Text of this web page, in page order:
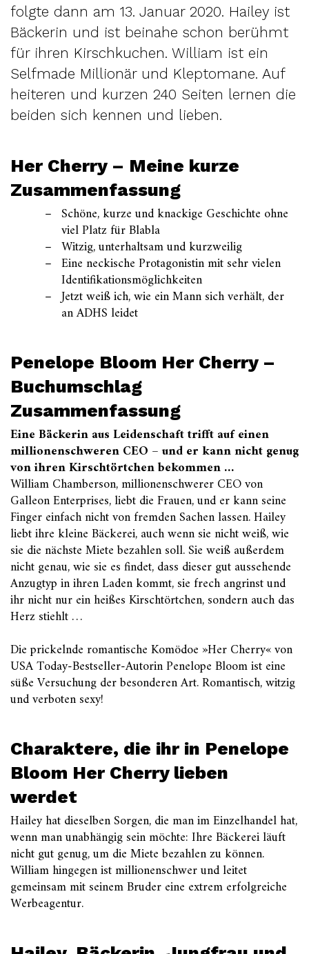
folgte dann am 13. Januar 2020. Hailey ist
Bäckerin und ist beinahe schon berühmt
für ihren Kirschkuchen. William ist ein
Selfmade Millionär und Kleptomane. Auf
heiteren und kurzen 240 Seiten lernen die
beiden sich kennen und lieben.
Her Cherry – Meine kurze
Zusammenfassung
Schöne, kurze und knackige Geschichte ohne
viel Platz für Blabla
Witzig, unterhaltsam und kurzweilig
Eine neckische Protagonistin mit sehr vielen
Identifikationsmöglichkeiten
Jetzt weiß ich, wie ein Mann sich verhält, der
an ADHS leidet
Penelope Bloom Her Cherry –
Buchumschlag
Zusammenfassung
Eine Bäckerin aus Leidenschaft trifft auf einen
millionenschweren CEO – und er kann nicht genug
von ihren Kirschtörtchen bekommen …
William Chamberson, millionenschwerer CEO von
Galleon Enterprises, liebt die Frauen, und er kann seine
Finger einfach nicht von fremden Sachen lassen. Hailey
liebt ihre kleine Bäckerei, auch wenn sie nicht weiß, wie
sie die nächste Miete bezahlen soll. Sie weiß außerdem
nicht genau, wie sie es findet, dass dieser gut aussehende
Anzugtyp in ihren Laden kommt, sie frech angrinst und
ihr nicht nur ein heißes Kirschtörtchen, sondern auch das
Herz stiehlt …
Die prickelnde romantische Komödoe »Her Cherry« von
USA Today-Bestseller-Autorin Penelope Bloom ist eine
süße Versuchung der besonderen Art. Romantisch, witzig
und verboten sexy!
Charaktere, die ihr in Penelope
Bloom Her Cherry lieben
werdet
Hailey hat dieselben Sorgen, die man im Einzelhandel hat,
wenn man unabhängig sein möchte: Ihre Bäckerei läuft
nicht gut genug, um die Miete bezahlen zu können.
William hingegen ist millionenschwer und leitet
gemeinsam mit seinem Bruder eine extrem erfolgreiche
Werbeagentur.